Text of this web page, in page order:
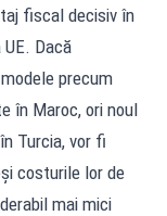
fiscal decisiv în
Dacă
precum
în Maroc, ori noul
Turcia, vor fi
costurile lor de
mai mici